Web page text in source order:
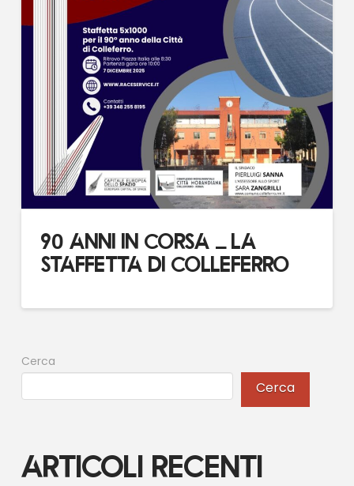
90 ANNI IN CORSA – LA
STAFFETTA DI COLLEFERRO
Cerca
Cerca
Articoli recenti